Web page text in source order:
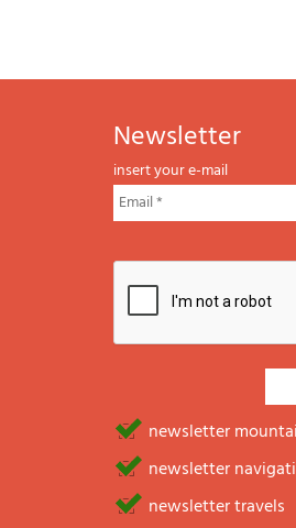
newsletter
insert your e-mail
newsletter
newsletter
newsletter travels